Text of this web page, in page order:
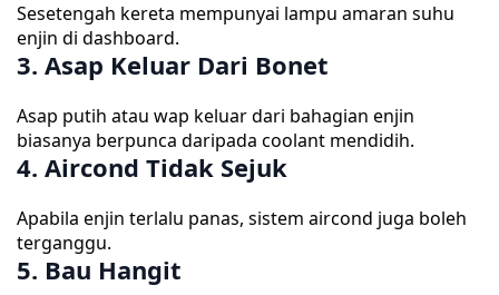
Sesetengah kereta mempunyai lampu amaran suhu
enjin di dashboard.
3. Asap Keluar Dari Bonet
Asap putih atau wap keluar dari bahagian enjin
biasanya berpunca daripada coolant mendidih.
4. Aircond Tidak Sejuk
Apabila enjin terlalu panas, sistem aircond juga boleh
terganggu.
5. Bau Hangit